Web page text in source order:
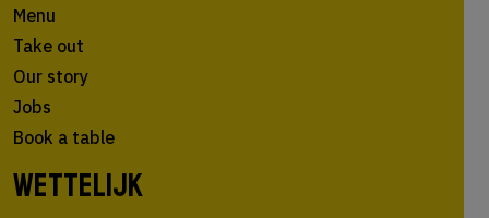
Menu
Take out
Our story
Jobs
Book a table
WETTELIJK